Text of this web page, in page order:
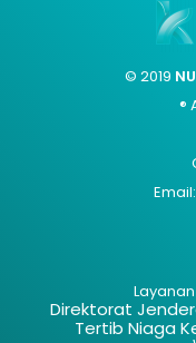
© 2019
®
Direktorat
Tertib Niaga